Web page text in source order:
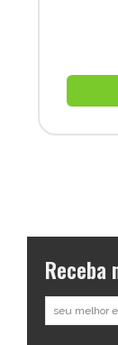
Receba